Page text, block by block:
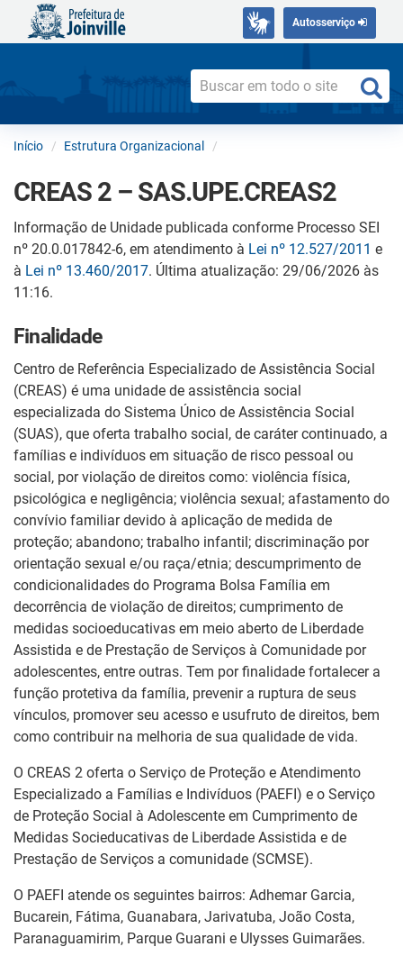
Autosserviço
Início Estrutura Organizacional
CREAS 2 – SAS.UPE.CREAS2
Informação de Unidade publicada conforme Processo SEI
nº 20.0.017842-6, em atendimento à Lei nº 12.527/2011 e
à Lei nº 13.460/2017. Última atualização: 29/06/2026 às
11:16.
Finalidade
Centro de Referência Especializado de Assistência Social
(CREAS) é uma unidade de assistência social
especializada do Sistema Único de Assistência Social
(SUAS), que oferta trabalho social, de caráter continuado, a
famílias e indivíduos em situação de risco pessoal ou
social, por violação de direitos como: violência física,
psicológica e negligência; violência sexual; afastamento do
convívio familiar devido à aplicação de medida de
proteção; abandono; trabalho infantil; discriminação por
orientação sexual e/ou raça/etnia; descumprimento de
condicionalidades do Programa Bolsa Família em
decorrência de violação de direitos; cumprimento de
medidas socioeducativas em meio aberto de Liberdade
Assistida e de Prestação de Serviços à Comunidade por
adolescentes, entre outras. Tem por finalidade fortalecer a
função protetiva da família, prevenir a ruptura de seus
vínculos, promover seu acesso e usufruto de direitos, bem
como contribuir na melhoria de sua qualidade de vida.
O CREAS 2 oferta o Serviço de Proteção e Atendimento
Especializado a Famílias e Indivíduos (PAEFI) e o Serviço
de Proteção Social à Adolescente em Cumprimento de
Medidas Socieducativas de Liberdade Assistida e de
Prestação de Serviços a comunidade (SCMSE).
O PAEFI atende os seguintes bairros: Adhemar Garcia,
Bucarein, Fátima, Guanabara, Jarivatuba, João Costa,
Paranaguamirim, Parque Guarani e Ulysses Guimarães.